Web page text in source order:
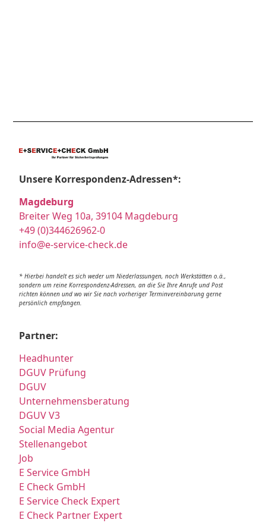
Unsere Korrespondenz-Adressen*:
Magdeburg
Breiter Weg 10a, 39104 Magdeburg
+49 (0)344626962-0
info@e-service-check.de
* Hierbei handelt es sich weder um Niederlassungen, noch Werkstätten o.ä.,
sondern um reine Korrespondenz-Adressen, an die Sie Ihre Anrufe und Post
richten können und wo wir Sie nach vorheriger Terminvereinbarung gerne
persönlich empfangen.
Partner:
Headhunter
DGUV Prüfung
DGUV
Unternehmensberatung
DGUV V3
Social Media Agentur
Stellenangebot
Job
E Service GmbH
E Check GmbH
E Service Check Expert
E Check Partner Expert